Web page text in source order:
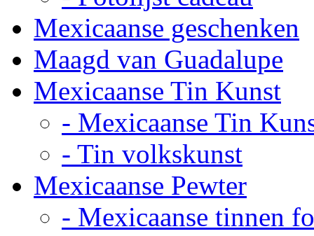
Mexicaanse geschenken
Maagd van Guadalupe
Mexicaanse Tin Kunst
- Mexicaanse Tin
- Tin volkskunst
Mexicaanse Pewter
- Mexicaanse tinnen